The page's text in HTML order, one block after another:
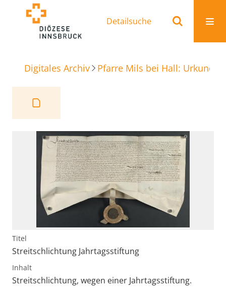
Detailsuche
Digitales Archiv Pfarre Mils bei Hall: Urkunden
Titel
Streitschlichtung Jahrtagsstiftung
Inhalt
Streitschlichtung, wegen einer Jahrtagsstiftung.